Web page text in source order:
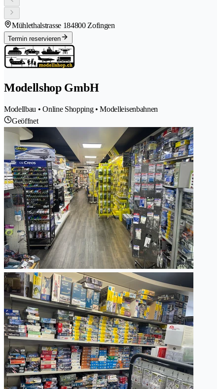
Mühlethalstrasse 184800 Zofingen
Termin reservieren
Modellshop GmbH
Modellbau • Online Shopping • Modelleisenbahnen
Geöffnet